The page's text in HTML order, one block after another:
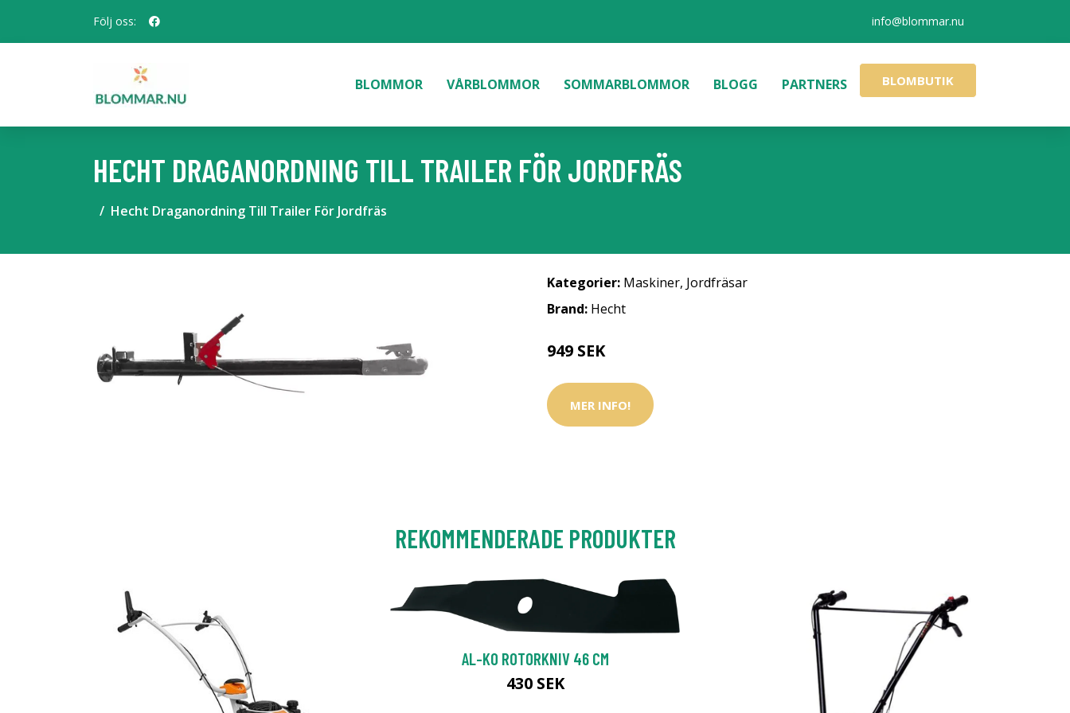
Följ oss: info@blommar.nu
BLOMMOR VÅRBLOMMOR SOMMARBLOMMOR BLOGG PARTNERS BLOMBUTIK
HECHT DRAGANORDNING TILL TRAILER FÖR JORDFRÄS
Hecht Draganordning Till Trailer För Jordfräs
Kategorier: Maskiner, Jordfräsar
Brand: Hecht
949 SEK
MER INFO!
REKOMMENDERADE PRODUKTER
AL-KO ROTORKNIV 46 CM
430 SEK